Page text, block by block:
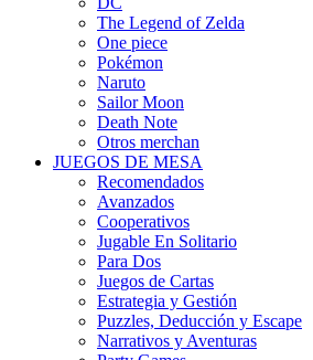
The Legend of Zelda
One piece
Pokémon
Naruto
Sailor Moon
Death Note
Otros merchan
JUEGOS DE MESA
Recomendados
Avanzados
Cooperativos
Jugable En Solitario
Para Dos
Juegos de Cartas
Estrategia y Gestión
Puzzles, Deducción y Escape
Narrativos y Aventuras